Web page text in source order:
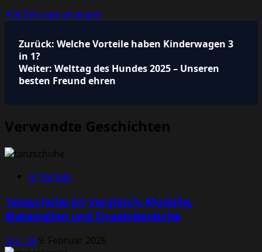
Alle Beiträge anzeigen
Beitragsnavigation
Zurück: Welche Vorteile haben Kinderwagen 3
in 1?
Weiter: Welttag des Hundes 2025 – Unseren
besten Freund ehren
Verwandte Geschichten
Allgemein
Tanzschuhe im Vergleich: Modelle,
Materialien und Einsatzbereiche
MarcW 9. Februar 2026